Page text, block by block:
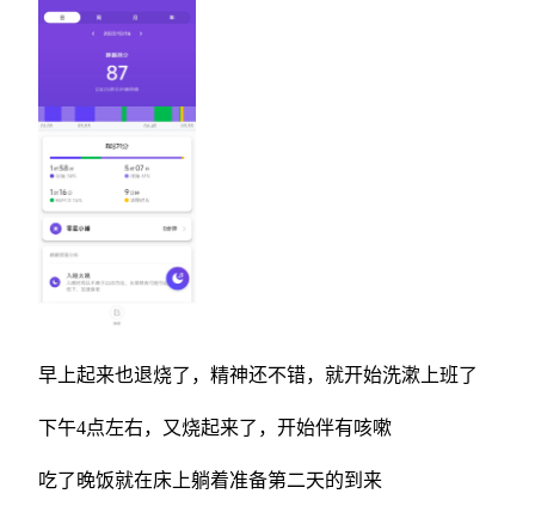
早上起来也退烧了，精神还不错，就开始洗漱上班了
下午4点左右，又烧起来了，开始伴有咳嗽
吃了晚饭就在床上躺着准备第二天的到来